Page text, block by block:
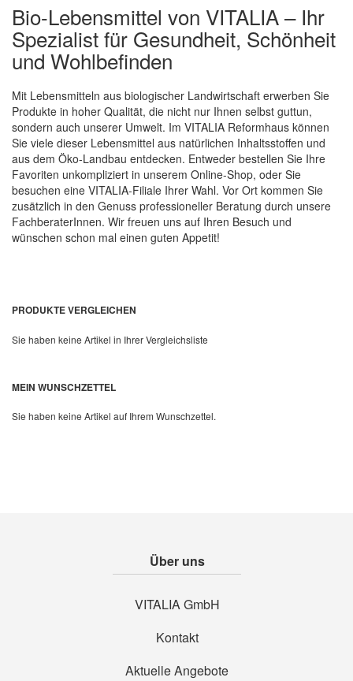
Bio-Lebensmittel von VITALIA – Ihr
Spezialist für Gesundheit, Schönheit
und Wohlbefinden
Mit Lebensmitteln aus biologischer Landwirtschaft erwerben Sie
Produkte in hoher Qualität, die nicht nur Ihnen selbst guttun,
sondern auch unserer Umwelt. Im VITALIA Reformhaus können
Sie viele dieser Lebensmittel aus natürlichen Inhaltsstoffen und
aus dem Öko-Landbau entdecken. Entweder bestellen Sie Ihre
Favoriten unkompliziert in unserem Online-Shop, oder Sie
besuchen eine VITALIA-Filiale Ihrer Wahl. Vor Ort kommen Sie
zusätzlich in den Genuss professioneller Beratung durch unsere
FachberaterInnen. Wir freuen uns auf Ihren Besuch und
wünschen schon mal einen guten Appetit!
PRODUKTE VERGLEICHEN
Sie haben keine Artikel in Ihrer Vergleichsliste
MEIN WUNSCHZETTEL
Sie haben keine Artikel auf Ihrem Wunschzettel.
Über uns
VITALIA GmbH
Kontakt
Aktuelle Angebote